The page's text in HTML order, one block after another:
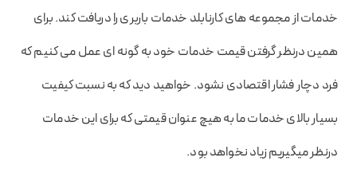
خدمات از مجموعه های کارنابلد خدمات باربری را دریافت کند. برای
همین درنظر گرفتن قیمت خدمات خود به گونه ای عمل می کنیم که
فرد دچار فشار اقتصادی نشود. خواهید دید که به نسبت کیفیت
بسیار بالای خدمات ما به هیچ عنوان قیمتی که برای این خدمات
درنظر میگیریم زیاد نخواهد بود.